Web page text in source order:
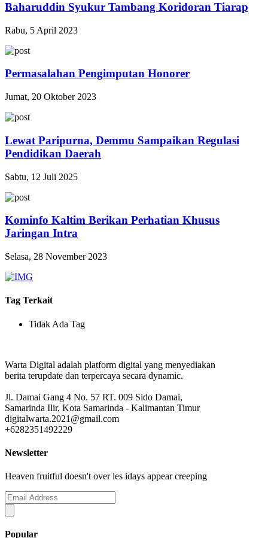
Baharuddin Syukur Tambang Koridoran Tiarap
Rabu, 5 April 2023
Permasalahan Pengimputan Honorer
Jumat, 20 Oktober 2023
Lewat Paripurna, Demmu Sampaikan Regulasi
Pendidikan Daerah
Sabtu, 12 Juli 2025
Kominfo Kaltim Berikan Perhatian Khusus
Jaringan Intra
Selasa, 28 November 2023
Tag Terkait
Tidak Ada Tag
Warta Digital adalah platform digital yang menyediakan
berita terupdate dan terpercaya secara dynamic.
Jl. Damai Gang 4 No. 57 RT. 009 Sido Damai,
Samarinda Ilir, Kota Samarinda - Kalimantan Timur
digitalwarta.2021@gmail.com
+6282351492229
Newsletter
Heaven fruitful doesn't over les idays appear creeping
Popular